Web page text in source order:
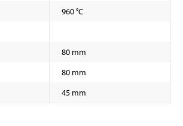
960 °C
80 mm
80 mm
45 mm